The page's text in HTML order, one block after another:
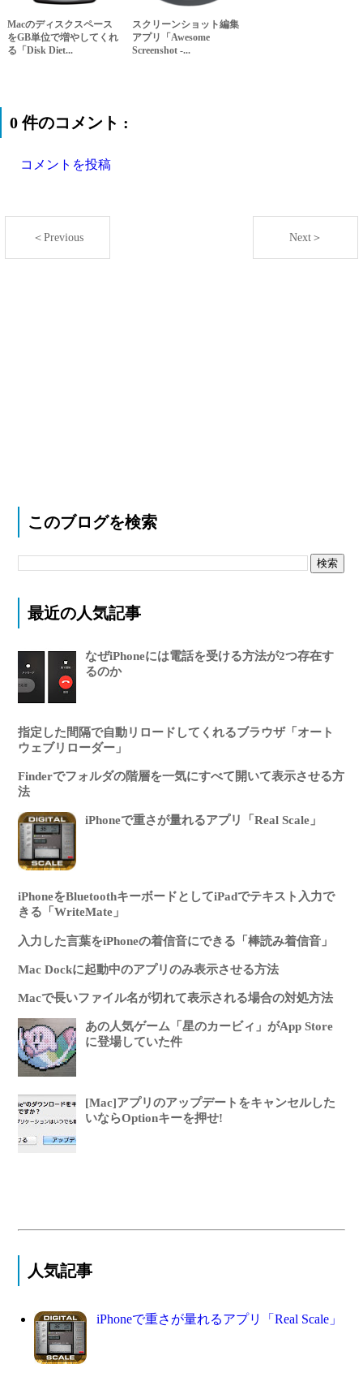
Macのディスクスペース
をGB単位で増やしてくれ
る「Disk Diet...
スクリーンショット編集
アプリ「Awesome
Screenshot -...
0 件のコメント :
コメントを投稿
＜Previous Next＞
このブログを検索
最近の人気記事
なぜiPhoneには電話を受ける方法が2つ存在す
るのか
指定した間隔で自動リロードしてくれるブラウザ「オート
ウェブリローダー」
Finderでフォルダの階層を一気にすべて開いて表示させる方
法
iPhoneで重さが量れるアプリ「Real Scale」
iPhoneをBluetoothキーボードとしてiPadでテキスト入力で
きる「WriteMate」
入力した言葉をiPhoneの着信音にできる「棒読み着信音」
Mac Dockに起動中のアプリのみ表示させる方法
Macで長いファイル名が切れて表示される場合の対処方法
あの人気ゲーム「星のカービィ」がApp Store
に登場していた件
[Mac]アプリのアップデートをキャンセルした
いならOptionキーを押せ!
人気記事
iPhoneで重さが量れるアプリ「Real Scale」